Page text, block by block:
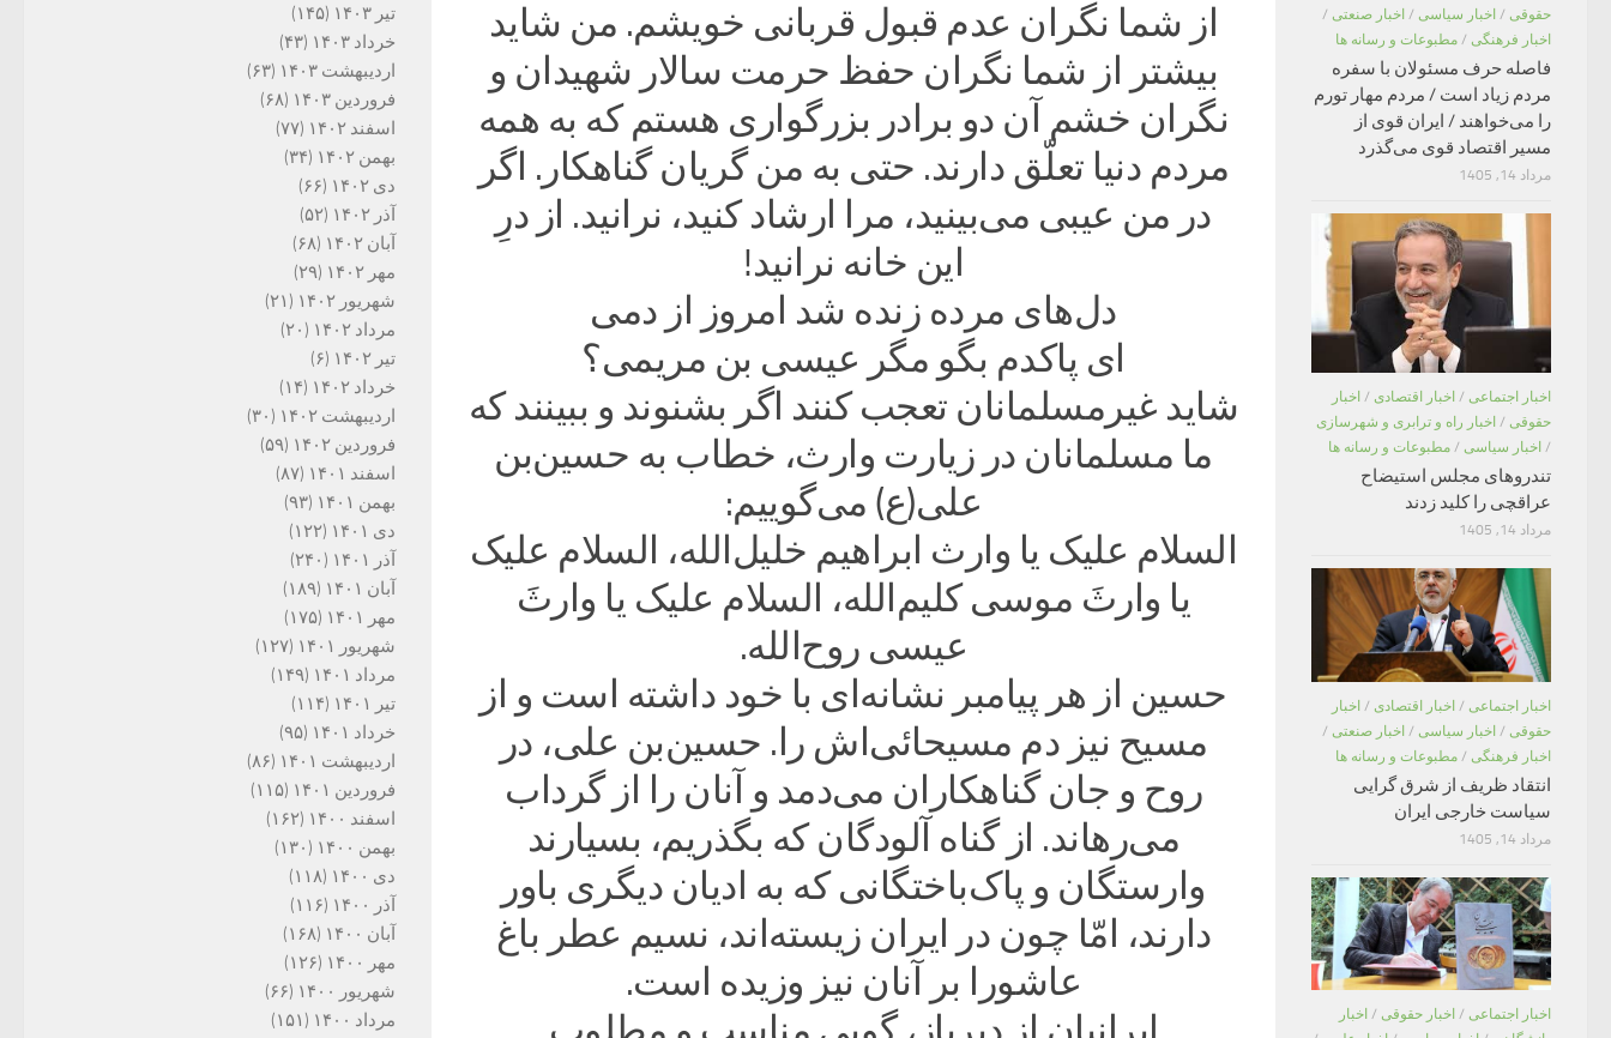
از شما نگران عدم قبول قربانی خویشم. من شاید
بیشتر از شما نگران حفظ حرمت سالار شهیدان و
نگران خشم آن دو برادر بزرگواری هستم که به همه
مردم دنیا تعلّق دارند. حتی به من گریان گناهکار. اگر
در من عیبی می‌بینید، مرا ارشاد کنید، نرانید. از درِ
این خانه نرانید!
دل‌های مرده زنده شد امروز از دمی
ای پاکدم بگو مگر عیسی بن مریمی؟
شاید غیرمسلمانان تعجب کنند اگر بشنوند و ببینند که
ما مسلمانان در زیارت وارث، خطاب به حسین‌بن
علی(ع) می‌گوییم:
السلام علیک یا وارث ابراهیم خلیل‌الله، السلام علیک
یا وارثَ موسی کلیم‌الله، السلام علیک یا وارثَ
عیسی روح‌الله.
حسین از هر پیامبر نشانه‌ای با خود داشته است و از
مسیح نیز دم مسیحائی‌اش را. حسین‌بن علی، در
روح و جان گناهکاران می‌دمد و آنان را از گرداب
می‌رهاند. از گناه آلودگان که بگذریم، بسیارند
وارستگان و پاک‌باختگانی که به ادیان دیگری باور
دارند، امّا چون در ایران زیسته‌اند، نسیم عطر باغ
عاشورا بر آنان نیز وزیده است.
تیر ۱۴۰۳
(۱۴۵)
خرداد ۱۴۰۳
(۴۳)
اردیبهشت ۱۴۰۳
(۶۳)
فروردین ۱۴۰۳
(۶۸)
اسفند ۱۴۰۲
(۷۷)
بهمن ۱۴۰۲
(۳۴)
دی ۱۴۰۲
(۶۶)
آذر ۱۴۰۲
(۵۲)
آبان ۱۴۰۲
(۶۸)
مهر ۱۴۰۲
(۲۹)
شهریور ۱۴۰۲
(۲۱)
مرداد ۱۴۰۲
(۲۰)
تیر ۱۴۰۲
(۶)
خرداد ۱۴۰۲
(۱۴)
اردیبهشت ۱۴۰۲
(۳۰)
فروردین ۱۴۰۲
(۵۹)
اسفند ۱۴۰۱
(۸۷)
بهمن ۱۴۰۱
(۹۳)
دی ۱۴۰۱
(۱۲۲)
آذر ۱۴۰۱
(۲۴۰)
آبان ۱۴۰۱
(۱۸۹)
مهر ۱۴۰۱
(۱۷۵)
شهریور ۱۴۰۱
(۱۲۷)
مرداد ۱۴۰۱
(۱۴۹)
تیر ۱۴۰۱
(۱۱۴)
خرداد ۱۴۰۱
(۹۵)
اردیبهشت ۱۴۰۱
(۸۶)
فروردین ۱۴۰۱
(۱۱۵)
اسفند ۱۴۰۰
(۱۶۲)
بهمن ۱۴۰۰
(۱۳۰)
دی ۱۴۰۰
(۱۱۸)
آذر ۱۴۰۰
(۱۱۶)
آبان ۱۴۰۰
(۱۶۸)
مهر ۱۴۰۰
(۱۲۶)
شهریور ۱۴۰۰
(۶۶)
مرداد ۱۴۰۰
(۱۵۱)
حقوقی / اخبار سیاسی / اخبار صنعتی /
اخبار فرهنگی / مطبوعات و رسانه ها
فاصله حرف مسئولان با سفره
مردم زیاد است / مردم مهار تورم
را می‌خواهند / ایران قوی از
مسیر اقتصاد قوی می‌گذرد
مرداد 14, 1405
اخبار اجتماعی / اخبار اقتصادی / اخبار
حقوقی / اخبار راه و ترابری و شهرسازی
/ اخبار سیاسی / مطبوعات و رسانه ها
تندروهای مجلس استیضاح
عراقچی را کلید زدند
مرداد 14, 1405
اخبار اجتماعی / اخبار اقتصادی / اخبار
حقوقی / اخبار سیاسی / اخبار صنعتی /
اخبار فرهنگی / مطبوعات و رسانه ها
انتقاد ظریف از شرق گرایی
سیاست خارجی ایران
مرداد 14, 1405
اخبار اجتماعی / اخبار حقوقی / اخبار